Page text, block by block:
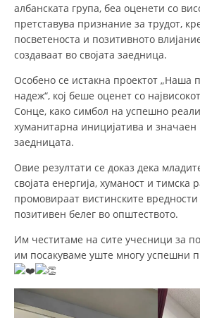
РАКОВОДЕН ОДБОР
ДИСЕМИНАЦИЈА
MЕЃУНАРОДНО ХУМАНИТАРНО
УПОТРЕБА И ЗАШТИТА НА
КАКО ДА ДОНИРАТЕ
албанската група, беа оценети со
претставува признание за трудот,
посветеноста и позитивното
создаваат во својата заедница.
Особено се истакна проектот „Наша
надеж“, кој беше оценет со
Сонце, како симбол на успешно
хуманитарна иницијатива и значаен
заедницата.
Овие резултати се доказ дека
својата енергија, хуманост и тимска
промовираат вистинските вредности
позитивен белег во општеството.
Им честитаме на сите учесници за
им посакуваме уште многу успешни